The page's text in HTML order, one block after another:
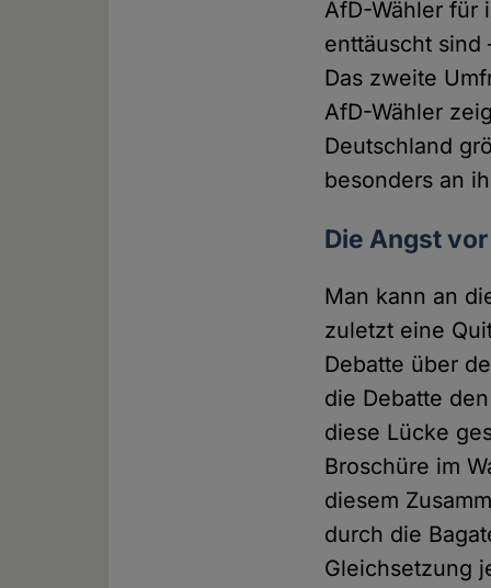
AfD-Wähler für
enttäuscht sind
Das zweite
AfD-Wähler
Deutschland
besonders an
Die Angst
Man kann an
zuletzt eine
Debatte über
die Debatte
diese Lücke
Broschüre im
diesem
durch die
Gleichsetzung